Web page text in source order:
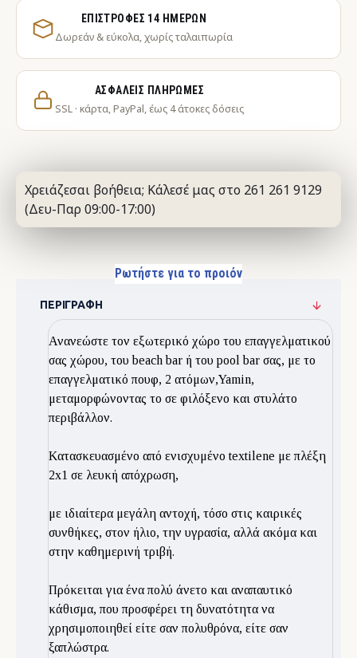
ΕΠΙΣΤΡΟΦΈΣ 14 ΗΜΕΡΏΝ
Δωρεάν & εύκολα, χωρίς ταλαιπωρία
ΑΣΦΑΛΕΊΣ ΠΛΗΡΩΜΈΣ
SSL · κάρτα, PayPal, έως 4 άτοκες δόσεις
Χρειάζεσαι βοήθεια; Κάλεσέ μας στο 261 261 9129
(Δευ-Παρ 09:00-17:00)
Ρωτήστε για το προιόν
ΠΕΡΙΓΡΑΦΉ
Ανανεώστε τον εξωτερικό χώρο του επαγγελματικού
σας χώρου, του beach bar ή του pool bar σας, με το
επαγγελματικό πουφ, 2 ατόμων,Yamin,
μεταμορφώνοντας το σε φιλόξενο και στυλάτο
περιβάλλον.
Kατασκευασμένο από ενισχυμένο textilene με πλέξη
2x1 σε λευκή απόχρωση,
με ιδιαίτερα μεγάλη αντοχή, τόσο στις καιρικές
συνθήκες, στον ήλιο, την υγρασία, αλλά ακόμα και
στην καθημερινή τριβή.
Πρόκειται για ένα πολύ άνετο και αναπαυτικό
κάθισμα, που προσφέρει τη δυνατότητα να
χρησιμοποιηθεί είτε σαν πολυθρόνα, είτε σαν
ξαπλώστρα.